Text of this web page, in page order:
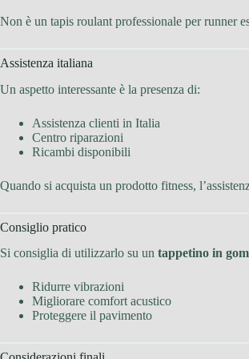
Non è un tapis roulant professionale per runner
Assistenza italiana
Un aspetto interessante è la presenza di:
Assistenza clienti in Italia
Centro riparazioni
Ricambi disponibili
Quando si acquista un prodotto fitness,
Consiglio pratico
Si consiglia di utilizzarlo su un tappetino in
Ridurre vibrazioni
Migliorare comfort acustico
Proteggere il pavimento